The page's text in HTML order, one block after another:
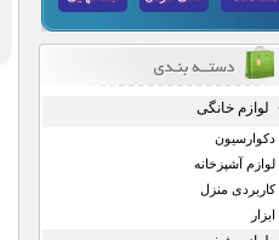
لوازم خانگی
دکوارسیون
لوازم آشپزخانه
کاربردی منزل
ابزار